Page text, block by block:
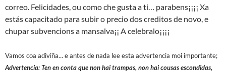
correo. Felicidades, ou como che gusta a ti… parabens¡¡¡¡ Xa
estás capacitado para subir o precio dos creditos de novo, e
chupar subvencions a mansalva¡¡ A celebralo¡¡¡¡
Vamos coa adiviña… e antes de nada lee esta advertencia moi importante;
Advertencia: Ten en conta que non hai trampas, non hai cousas escondidas,